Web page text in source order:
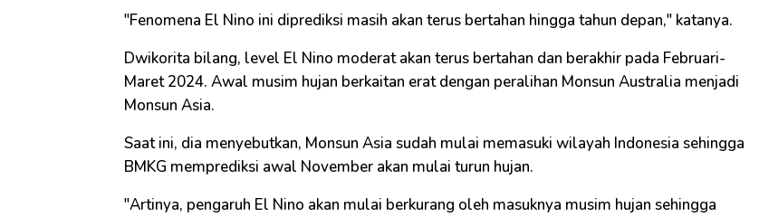
"Fenomena El Nino ini diprediksi masih akan terus bertahan hingga tahun depan," katanya.
Dwikorita bilang, level El Nino moderat akan terus bertahan dan berakhir pada Februari-
Maret 2024. Awal musim hujan berkaitan erat dengan peralihan Monsun Australia menjadi
Monsun Asia.
Saat ini, dia menyebutkan, Monsun Asia sudah mulai memasuki wilayah Indonesia sehingga
BMKG memprediksi awal November akan mulai turun hujan.
"Artinya, pengaruh El Nino akan mulai berkurang oleh masuknya musim hujan sehingga